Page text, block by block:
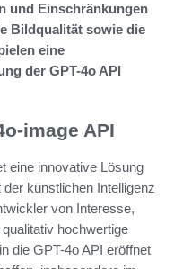
und Einschränkungen
Bildqualität sowie die
eine
der GPT-4o API
image API
eine innovative Lösung
künstlichen Intelligenz
von Interesse,
hochwertige
die GPT-4o API eröffnet